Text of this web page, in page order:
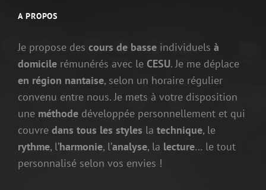
A PROPOS
Je propose des cours de basse individuels à
domicile rémunérés avec le CESU. Je me déplace
en région nantaise, selon un horaire régulier
convenu entre nous. Je mets à votre disposition
une méthode développée personnellement et qui
couvre dans tous les styles la technique, le
rythme, l’harmonie, l’analyse, la lecture… le tout
personnalisé selon vos envies !